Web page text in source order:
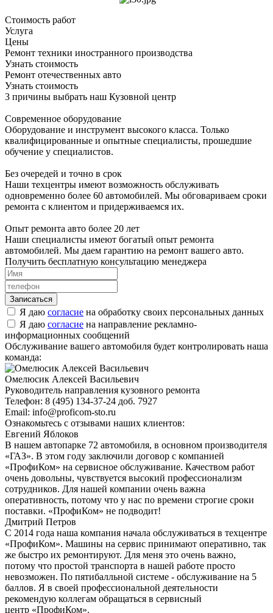
Стоимость работ
Услуга
Цены
Ремонт техники иностранного производства
Узнать стоимость
Ремонт отечественных авто
Узнать стоимость
3 причины выбрать наш Кузовной центр
Современное оборудование
Оборудование и инструмент высокого класса. Только
квалифицированные и опытные специалисты, прошедшие
обучение у специалистов.
Без очередей и точно в срок
Наши техцентры имеют возможность обслуживать
одновременно более 60 автомобилей. Мы обговариваем сроки
ремонта с клиентом и придерживаемся их.
Опыт ремонта авто более 20 лет
Наши специалисты имеют богатый опыт ремонта
автомобилей. Мы даем гарантию на ремонт вашего авто.
Получить бесплатную консультацию менеджера
Я даю согласие на обработку своих персональных данных
Я даю согласие на направление рекламно-
информационных сообщений
Обслуживание вашего автомобиля будет контролировать наша
команда:
Омелюсик Алексей Васильевич
Руководитель направления кузовного ремонта
Телефон: 8 (495) 134-37-24 доб. 7927
Email: info@proficom-sto.ru
Ознакомьтесь с отзывами наших клиентов:
Евгений Яблоков
В нашем автопарке 72 автомобиля, в основном производителя
«ГАЗ». В этом году заключили договор с компанией
«ПрофиКом» на сервисное обслуживание. Качеством работ
очень довольны, чувствуется высокий профессионализм
сотрудников. Для нашей компании очень важна
оперативность, потому что у нас по времени строгие сроки
поставки. «ПрофиКом» не подводит!
Дмитрий Петров
С 2014 года наша компания начала обслуживаться в техцентре
«ПрофиКом». Машины на сервис принимают оперативно, так
же быстро их ремонтируют. Для меня это очень важно,
потому что простой транспорта в нашей работе просто
невозможен. По пятибалльной системе - обслуживание на 5
баллов. Я в своей профессиональной деятельности
рекомендую коллегам обращаться в сервисный
центр «ПрофиКом».